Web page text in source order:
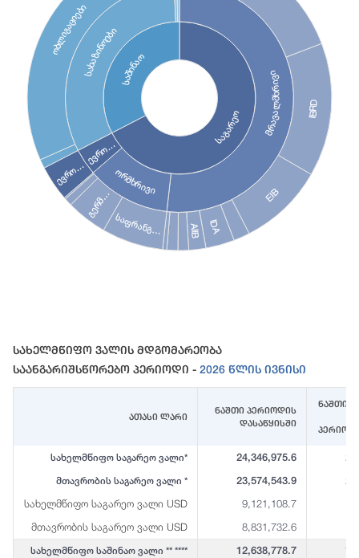
საგარეო მრავალმხრივი
ორმხრივი
ევრო…
IBRD
EIB
IDA
AIIB
საფრანგ…
გერმ…
ევრო…
საშინაო
სახაზინოები
ობლიგაციები
Სახელმწიფო Ვალის Მდგომარეობა
Საანგარიშსწორებო Პერიოდი - 2026 Წლის Ივნისი
ათასი ლარი
ნაშთი პერიოდის
დასაწყისში
ნაშთი
სახელმწიფო საგარეო ვალი* 24,346,975.6
მთავრობის საგარეო ვალი * 23,574,543.9
სახელმწიფო საგარეო ვალი USD 9,121,108.7
მთავრობის საგარეო ვალი USD
8,831,732.6
სახელმწიფო საშინაო ვალი ** **** 12,638,778.7